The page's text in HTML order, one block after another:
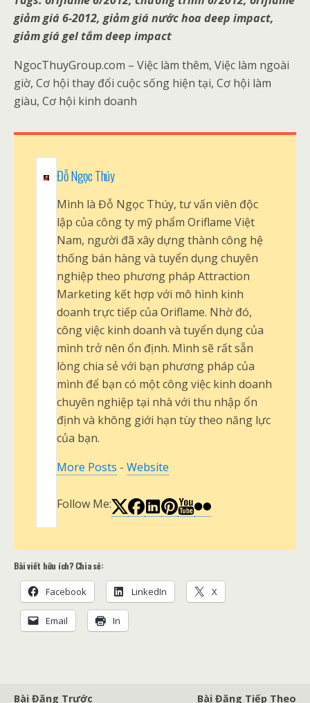
giảm giá 6-2012, giảm giá nước hoa deep impact,
giảm giá gel tắm deep impact
NgocThuyGroup.com – Việc làm thêm, Việc làm ngoài
giờ, Cơ hội thay đổi cuộc sống hiện tại, Cơ hội làm
giàu, Cơ hội kinh doanh
Đỗ Ngọc Thúy
Mình là Đỗ Ngọc Thúy, tư vấn viên độc
lập của công ty mỹ phẩm Oriflame Việt
Nam, người đã xây dựng thành công hệ
thống bán hàng và tuyển dụng chuyên
nghiệp theo phương pháp Attraction
Marketing kết hợp với mô hình kinh
doanh trực tiếp của Oriflame. Nhờ đó,
công việc kinh doanh và tuyển dụng của
mình trở nên ổn định. Mình sẽ rất sẵn
lòng chia sẻ với bạn phương pháp của
mình để bạn có một công việc kinh doanh
chuyên nghiệp tại nhà với thu nhập ổn
định và không giới hạn tùy theo năng lực
của bạn.
More Posts -Website
Follow Me:
Bài viết hữu ích? Chia sẻ:
Facebook LinkedIn X
Email In
Bài Đăng Trước
Bài Đăng Tiếp Theo